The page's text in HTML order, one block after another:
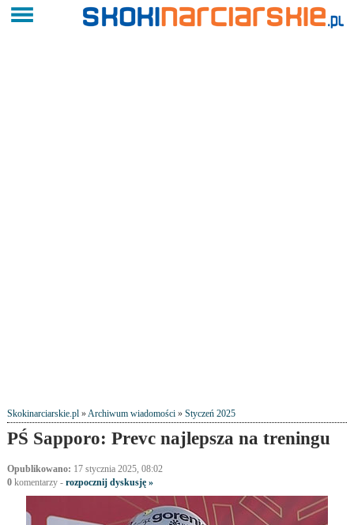
Skokinarciarskie.pl»Archiwum wiadomości» Styczeń 2025
PŚ Sapporo: Prevc najlepsza na treningu
Opublikowano: 17 stycznia 2025, 08:02
0komentarzy - rozpocznij dyskusję »